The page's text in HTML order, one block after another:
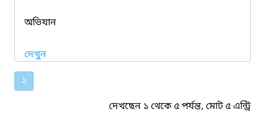
অভিযান
দেখুন
১
দেখছেন ১ থেকে ৫ পর্যন্ত, মোট ৫ এন্ট্রি